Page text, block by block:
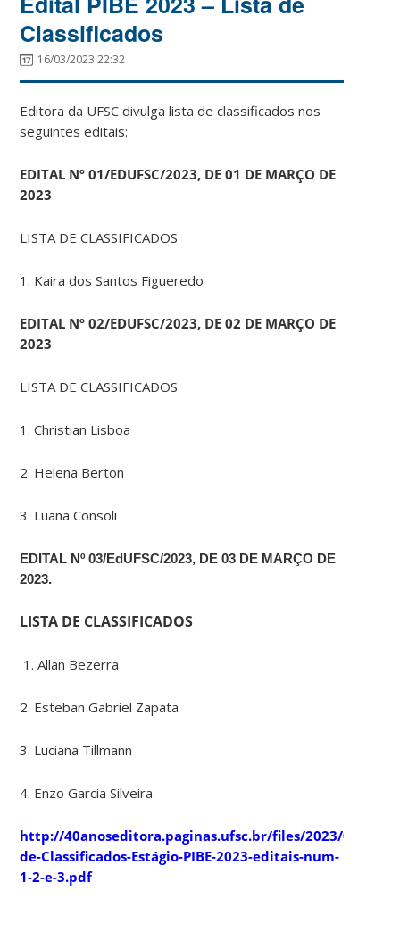
Classificados
16/03/2023 22:32
Editora da UFSC divulga lista de classificados nos
seguintes editais:
EDITAL Nº 01/EDUFSC/2023, DE 01 DE MARÇO DE
2023
LISTA DE CLASSIFICADOS
1. Kaira dos Santos Figueredo
EDITAL Nº 02/EDUFSC/2023, DE 02 DE MARÇO DE
2023
LISTA DE CLASSIFICADOS
1. Christian Lisboa
2. Helena Berton
3. Luana Consoli
EDITAL Nº 03/EdUFSC/2023, DE 03 DE MARÇO DE
2023.
LISTA DE CLASSIFICADOS
1. Allan Bezerra
2. Esteban Gabriel Zapata
3. Luciana Tillmann
4. Enzo Garcia Silveira
http://40anoseditora.paginas.ufsc.br/files/2023/03/
de-Classificados-Estágio-PIBE-2023-editais-num-
1-2-e-3.pdf